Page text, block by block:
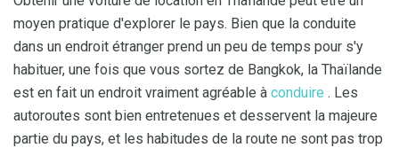
moyen pratique d'explorer le pays. Bien que la conduite
dans un endroit étranger prend un peu de temps pour s'y
habituer, une fois que vous sortez de Bangkok, la Thaïlande
est en fait un endroit vraiment agréable à conduire . Les
autoroutes sont bien entretenues et desservent la majeure
partie du pays, et les habitudes de la route ne sont pas trop